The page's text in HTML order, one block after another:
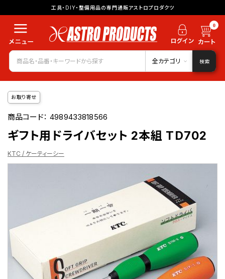
工具・DIY・整備用品の専門通販アストロプロダクツ
0
全カテゴリ 検索
お取り寄せ
商品コード：4989433818566
ギフト用ドライバセット 2本組 TD702
KTC / ケーティーシー